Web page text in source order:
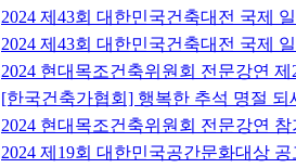
2024 제43회 대한민국건축대전 국제
2024 제43회 대한민국건축대전 국제
2024 현대목조건축위원회 전문강연
[한국건축가협회] 행복한 추석 명절 되
2024 현대목조건축위원회 전문강연
2024 제19회 대한민국공간문화대상 공